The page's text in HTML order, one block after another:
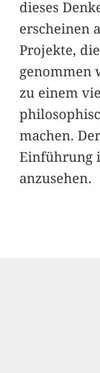
dieses
erscheinen
Projekte,
genommen
zu einem
machen.
Einführung
anzusehen.